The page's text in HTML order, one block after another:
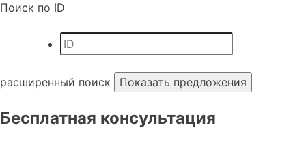
Поиск по ID
расширенный поиск
Бесплатная консультация